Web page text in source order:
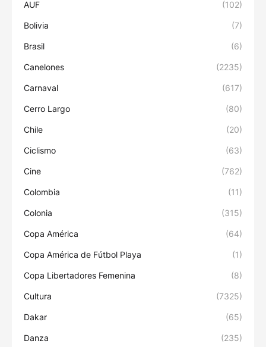
AUF (102)
Bolivia (7)
Brasil (6)
Canelones (2235)
Carnaval (617)
Cerro Largo (80)
Chile (20)
Ciclismo (63)
Cine (762)
Colombia (11)
Colonia (315)
Copa América (64)
Copa América de Fútbol Playa (1)
Copa Libertadores Femenina (8)
Cultura (7325)
Dakar (65)
Danza (235)